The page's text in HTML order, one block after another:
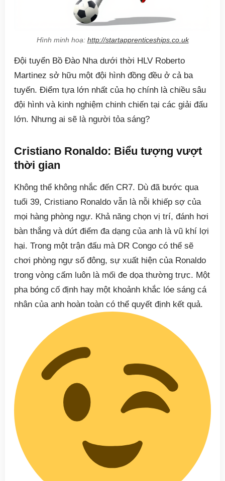
Hình minh hoạ: http://startapprenticeships.co.uk
Đội tuyển Bồ Đào Nha dưới thời HLV Roberto
Martinez sở hữu một đội hình đồng đều ở cả ba
tuyến. Điểm tựa lớn nhất của họ chính là chiều sâu
đội hình và kinh nghiệm chinh chiến tại các giải đấu
lớn. Nhưng ai sẽ là người tỏa sáng?
Cristiano Ronaldo: Biểu tượng vượt
thời gian
Không thể không nhắc đến CR7. Dù đã bước qua
tuổi 39, Cristiano Ronaldo vẫn là nỗi khiếp sợ của
mọi hàng phòng ngự. Khả năng chọn vị trí, đánh hơi
bàn thắng và dứt điểm đa dạng của anh là vũ khí lợi
hại. Trong một trận đấu mà DR Congo có thể sẽ
chơi phòng ngự số đông, sự xuất hiện của Ronaldo
trong vòng cấm luôn là mối đe dọa thường trực. Một
pha bóng cố định hay một khoảnh khắc lóe sáng cá
nhân của anh hoàn toàn có thể quyết định kết quả.